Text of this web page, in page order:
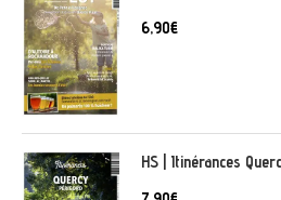
6,90€
HS | Itinérances